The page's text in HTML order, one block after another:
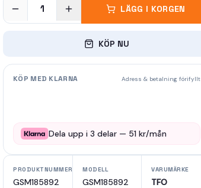
1 LÄGG I KORGEN
KÖP NU
KÖP MED KLARNA Adress & betalning förifyllt
Dela upp i3 delar — 51 kr/mån
PRODUKTNUMMER
GSM185892
MODELL
GSM185892
VARUMÄRKE
TFO